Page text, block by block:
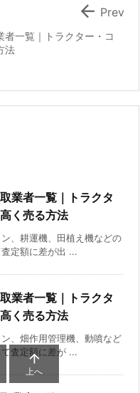
者一覧｜トラクター・コ
法
 Prev
業者一覧｜トラクタ
く売る方法
、耕運機、田植え機などの
定額に差が出 ...
業者一覧｜トラクタ
く売る方法
、畑作用管理機、動噴など
査定額に差が ...

上へ